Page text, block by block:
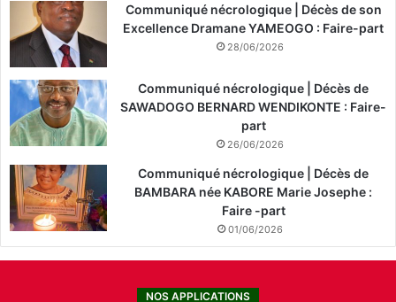
Communiqué nécrologique | Décès de son
Excellence Dramane YAMEOGO : Faire-part
28/06/2026
Communiqué nécrologique | Décès de
SAWADOGO BERNARD WENDIKONTE : Faire-
part
26/06/2026
Communiqué nécrologique | Décès de
BAMBARA née KABORE Marie Josephe :
Faire -part
01/06/2026
NOS APPLICATIONS